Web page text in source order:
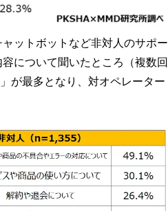
ットボットなど非対人のサポー
について聞いたところ（複数回
が最多となり、対オペレーター